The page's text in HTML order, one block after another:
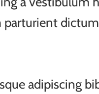
parturient
adipiscing